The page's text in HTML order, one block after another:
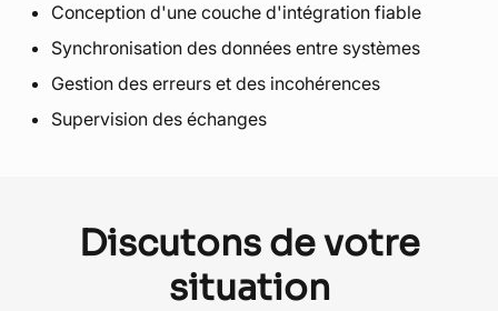
Conception d'une couche d'intégration fiable
Synchronisation des données entre systèmes
Gestion des erreurs et des incohérences
Supervision des échanges
Discutons de votre
situation